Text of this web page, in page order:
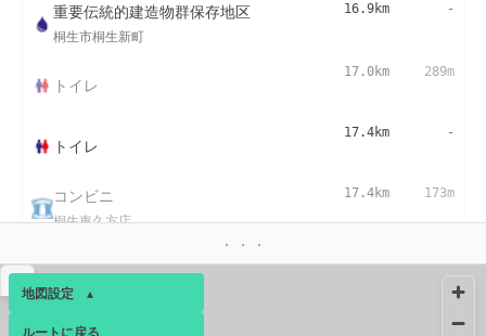
重要伝統的建造物群保存地区
桐生市桐生新町
16.9km -
トイレ
17.0km 289m
トイレ
17.4km -
コンビニ
桐生東久方店
17.4km 173m
地図設定 ▴